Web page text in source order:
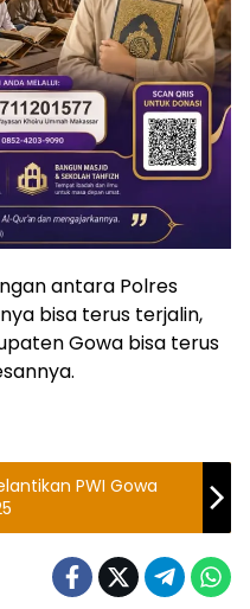
antara Polres
bisa terus terjalin,
Gowa bisa terus
PWI Gowa